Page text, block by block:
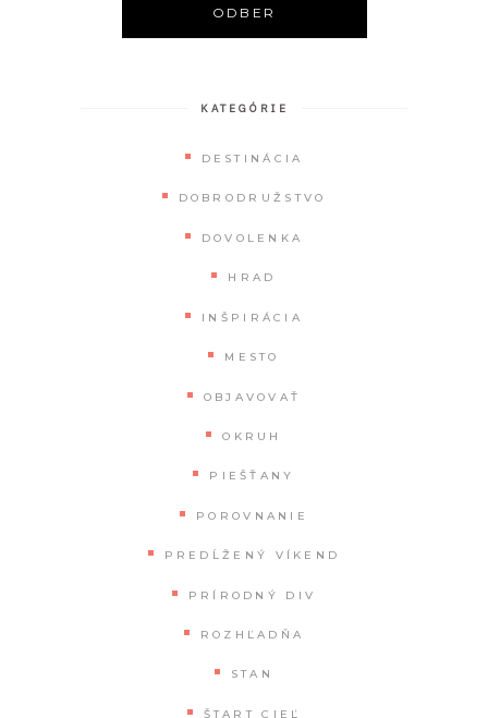
KATEGÓRIE
DESTINÁCIA
DOBRODRUŽSTVO
DOVOLENKA
HRAD
INŠPIRÁCIA
MESTO
OBJAVOVAŤ
OKRUH
PIEŠŤANY
POROVNANIE
PREDĹŽENÝ VÍKEND
PRÍRODNÝ DIV
ROZHĽADŇA
STAN
ŠTART CIEĽ